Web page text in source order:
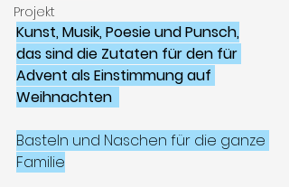
Projekt
Kunst, Musik, Poesie und Punsch,
das sind die Zutaten für den für
Advent als Einstimmung auf
Weihnachten
Basteln und Naschen für die ganze
Familie